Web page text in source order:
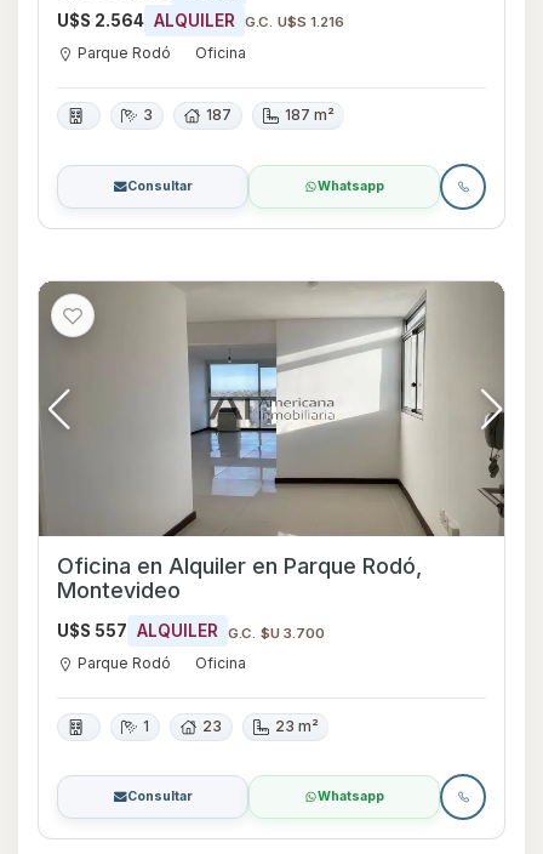
U$S 2.564 ALQUILER G.C. U$S 1.216
Parque Rodó Oficina
3 187 187 m²
Consultar Whatsapp
Oficina en Alquiler en Parque Rodó,
Montevideo
U$S 557 ALQUILER G.C. $U 3.700
Parque Rodó Oficina
1 23 23 m²
Consultar Whatsapp